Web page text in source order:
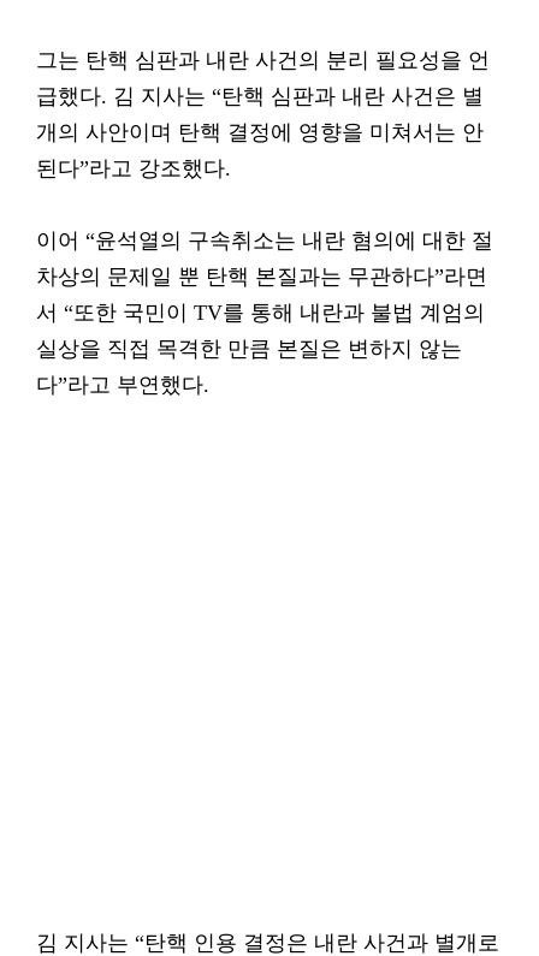
그는 탄핵 심판과 내란 사건의 분리 필요성을 언
급했다. 김 지사는 “탄핵 심판과 내란 사건은 별
개의 사안이며 탄핵 결정에 영향을 미쳐서는 안
된다”라고 강조했다.
이어 “윤석열의 구속취소는 내란 혐의에 대한 절
차상의 문제일 뿐 탄핵 본질과는 무관하다”라면
서 “또한 국민이 TV를 통해 내란과 불법 계엄의
실상을 직접 목격한 만큼 본질은 변하지 않는
다”라고 부연했다.
김 지사는 “탄핵 인용 결정은 내란 사건과 별개로